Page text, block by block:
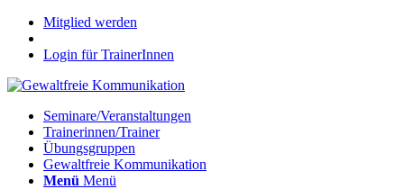
Mitglied werden
Login für TrainerInnen
Seminare/Veranstaltungen
Trainerinnen/Trainer
Übungsgruppen
Gewaltfreie Kommunikation
Menü Menü